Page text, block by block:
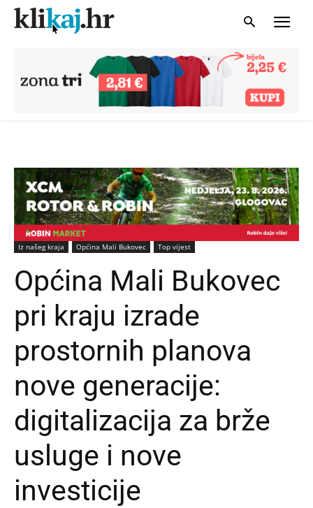
Iz našeg kraja Općina Mali Bukovec Top vijest
Općina Mali Bukovec
pri kraju izrade
prostornih planova
nove generacije:
digitalizacija za brže
usluge i nove
investicije